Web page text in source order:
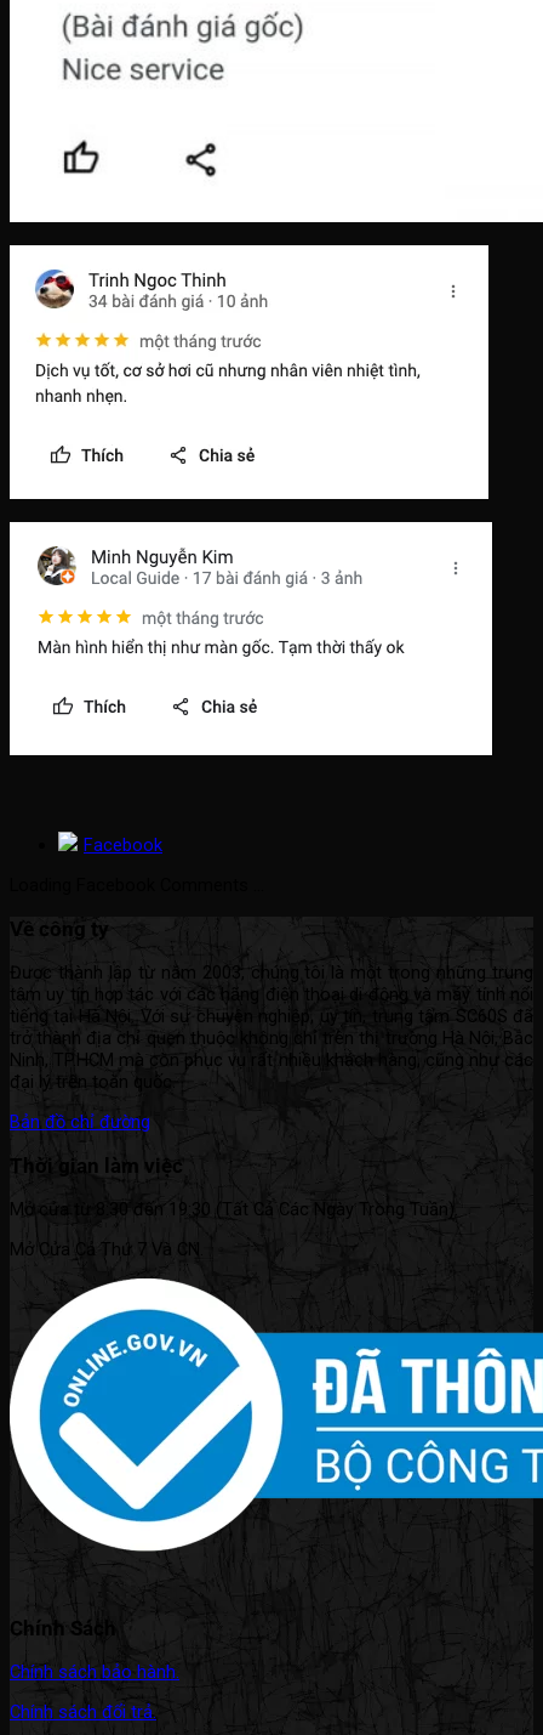
Facebook
Về công ty
Được thành lập từ năm 2003, chúng tôi là một trong những trung
tâm uy tín hợp tác với các hãng điện thoại di động và máy tính nổi
tiếng tại Hà Nội. Với sự chuyên nghiệp, uy tín, trung tâm SC60S đã
trở thành địa chỉ quen thuộc không chỉ trên thị trường Hà Nội, Bắc
Ninh, TP.HCM mà còn phục vụ rất nhiều khách hàng, cũng như các
đại lý trên toàn quốc.
Bản đồ chỉ đường
Thời gian làm việc
Mở cửa từ 8:30 đến 19:30 (Tất Cả Các Ngày Trong Tuần).
Mở Cửa Cả Thứ 7 Và CN.
Chính Sách
Chính sách bảo hành.
Chính sách đổi trả.